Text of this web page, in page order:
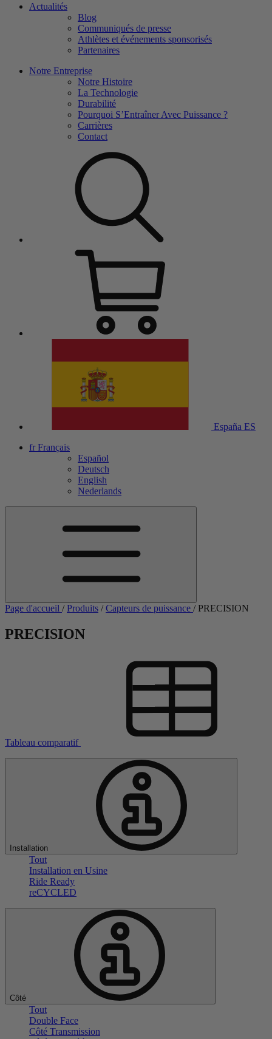
Actualités
Blog
Communiqués de presse
Athlètes et événements sponsorisés
Partenaires
Notre Entreprise
Notre Histoire
La Technologie
Durabilité
Pourquoi S’Entraîner Avec Puissance ?
Carrières
Contact
España ES
fr Français
Español
Deutsch
English
Nederlands
Page d'accueil / Produits / Capteurs de puissance / PRECISION
PRECISION
Tableau comparatif
Installation
Tout
Installation en Usine
Ride Ready
reCYCLED
Côté
Tout
Double Face
Côté Transmission